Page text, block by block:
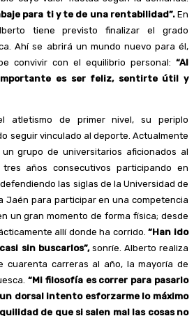
para ti y te de una rentabilidad”.En
tiene previsto finalizar el grado
Ahí se abrirá un mundo nuevo para él,
convivir con el equilibrio personal: “Al
es ser feliz, sentirte útil y
atletismo de primer nivel, su periplo
seguir vinculado al deporte. Actualmente
grupo de universitarios aficionados al
años consecutivos participando en
las siglas de la Universidad de
Jaén para participar en una competencia
un gran momento de forma física; desde
allí donde ha corrido.“Han ido
sin buscarlos”,sonríe. Alberto realiza
cuarenta carreras al año, la mayoría de
“Mi filosofía es correr para pasarlo
dorsal intento esforzarme lo máximo
de que si salen mal las cosas no